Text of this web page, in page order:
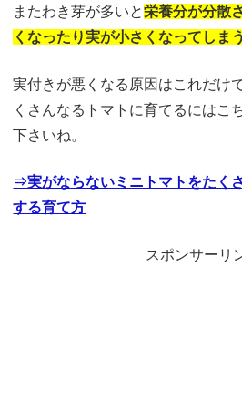
またわき芽が多いと栄養分が分散
くなったり実が小さくなってしま
実付きが悪くなる原因はこれだけ
くさんなるトマトに育てるにはこ
下さいね。
⇒実がならないミニトマトをたく
する育て方
スポンサーリ